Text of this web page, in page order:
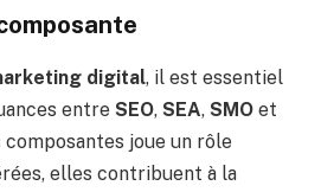
digital, il est essentiel
entre SEO, SEA, SMO et
composantes joue un rôle
elles contribuent à la